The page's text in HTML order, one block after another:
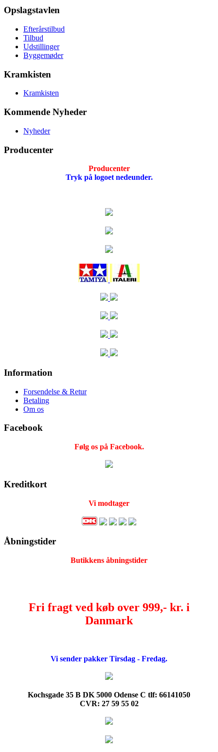
Opslagstavlen
Efterårstilbud
Tilbud
Udstillinger
Byggemøder
Kramkisten
Kramkisten
Kommende Nyheder
Nyheder
Producenter
Producenter
Tryk på logoet nedeunder.
Information
Forsendelse & Retur
Betaling
Om os
Facebook
Følg os på Facebook.
Kreditkort
Vi modtager
Åbningstider
Butikkens åbningstider
Fri fragt ved køb over 999,- kr. i
Danmark
Vi sender pakker Tirsdag - Fredag.
Kochsgade 35 B DK 5000 Odense C tlf: 66141050
CVR: 27 59 55 02